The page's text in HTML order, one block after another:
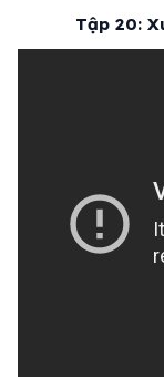
Tập 20: